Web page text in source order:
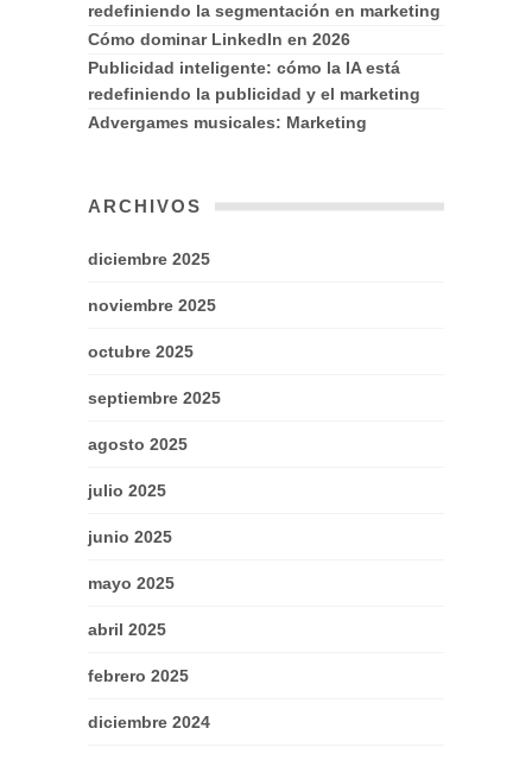
redefiniendo la segmentación en marketing
Cómo dominar LinkedIn en 2026
Publicidad inteligente: cómo la IA está
redefiniendo la publicidad y el marketing
Advergames musicales: Marketing
ARCHIVOS
diciembre 2025
noviembre 2025
octubre 2025
septiembre 2025
agosto 2025
julio 2025
junio 2025
mayo 2025
abril 2025
febrero 2025
diciembre 2024